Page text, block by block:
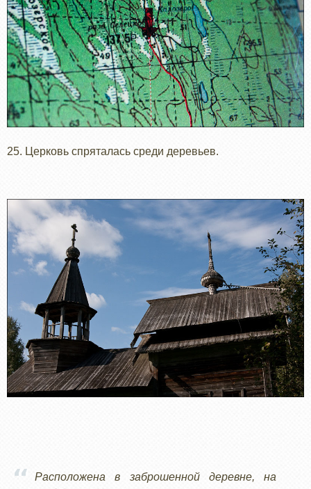
25. Церковь спряталась среди деревьев.
Расположена в заброшенной деревне, на